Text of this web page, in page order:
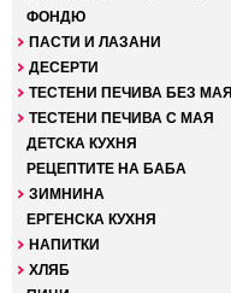
ФОНДЮ
ПАСТИ И ЛАЗАНИ
ДЕСЕРТИ
ТЕСТЕНИ ПЕЧИВА БЕЗ МАЯ
ТЕСТЕНИ ПЕЧИВА С МАЯ
ДЕТСКА КУХНЯ
РЕЦЕПТИТЕ НА БАБА
ЗИМНИНА
ЕРГЕНСКА КУХНЯ
НАПИТКИ
ХЛЯБ